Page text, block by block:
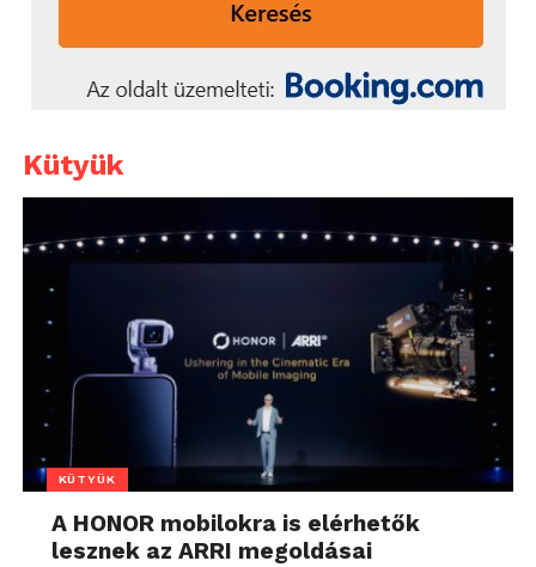
Kütyük
KÜTYÜK
A HONOR mobilokra is elérhetők
lesznek az ARRI megoldásai